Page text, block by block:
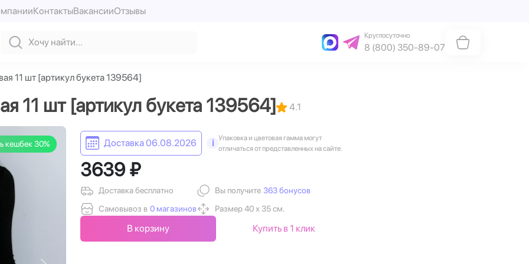
КонтактыВакансииОтзывы
Круглосуточно
8 (800) 350-89-07
11 шт [артикул букета 139564]
11 шт [артикул букета 139564] 4.1
кешбек 30% Доставка 06.08.2026 i
Упаковка и цветовая гамма могут
отличаться от представленных на сайте.
3639 ₽
Доставка бесплатно
Самовывоз в 0 магазинов
Вы получите 363 бонусов
Размер 40 х 35 см.
В корзину Купить в 1 клик